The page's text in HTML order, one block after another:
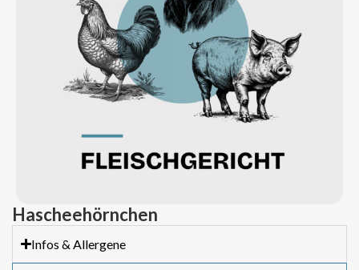
Hascheehörnchen
Infos & Allergene